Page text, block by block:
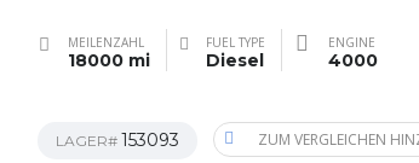
MEILENZAHL
18000 mi
FUEL TYPE
Diesel
ENGINE
4000
LAGER# 153093 ZUM VERGLEICHEN